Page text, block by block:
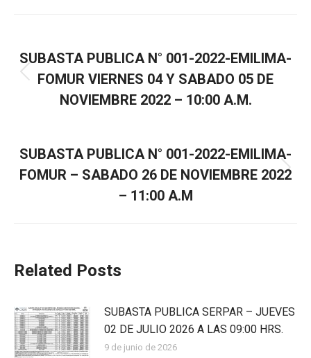
SUBASTA PUBLICA N° 001-2022-EMILIMA-
FOMUR VIERNES 04 Y SABADO 05 DE
NOVIEMBRE 2022 – 10:00 A.M.
SUBASTA PUBLICA N° 001-2022-EMILIMA-
FOMUR – SABADO 26 DE NOVIEMBRE 2022
– 11:00 A.M
Related Posts
SUBASTA PUBLICA SERPAR – JUEVES
02 DE JULIO 2026 A LAS 09:00 HRS.
9 de junio de 2026